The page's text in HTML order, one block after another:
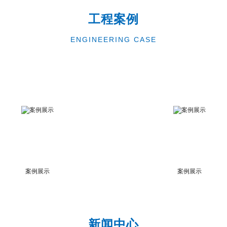
工程案例
ENGINEERING CASE
案例展示 案例展示
新闻中心